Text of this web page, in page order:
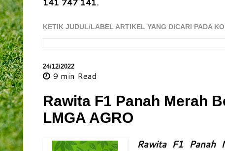
KETIK JUDUL/LABEL ARTIKEL YANG DICARI PADA
24/12/2022
9 min Read
Rawita F1 Panah Merah
LMGA AGRO
Rawita F1 Panah